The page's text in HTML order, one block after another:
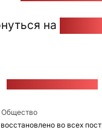
на
Общество
во всех